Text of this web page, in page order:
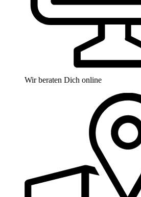
Wir beraten Dich online